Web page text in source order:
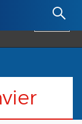
Retour à l'accueil